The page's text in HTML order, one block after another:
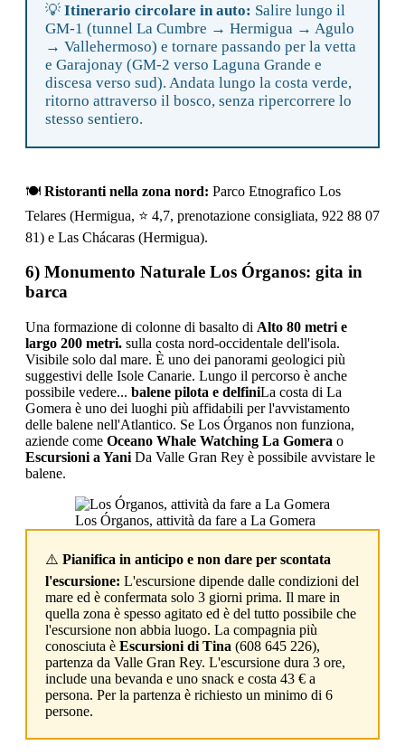
💡 Itinerario circolare in auto: Salire lungo il
GM-1 (tunnel La Cumbre → Hermigua → Agulo
→ Vallehermoso) e tornare passando per la vetta
e Garajonay (GM-2 verso Laguna Grande e
discesa verso sud). Andata lungo la costa verde,
ritorno attraverso il bosco, senza ripercorrere lo
stesso sentiero.
🍽️ Ristoranti nella zona nord: Parco Etnografico Los
Telares (Hermigua, ⭐ 4,7, prenotazione consigliata, 922 88 07
81) e Las Chácaras (Hermigua).
6) Monumento Naturale Los Órganos: gita in
barca
Una formazione di colonne di basalto di Alto 80 metri e
largo 200 metri. sulla costa nord-occidentale dell'isola.
Visibile solo dal mare. È uno dei panorami geologici più
suggestivi delle Isole Canarie. Lungo il percorso è anche
possibile vedere... balene pilota e delfiniLa costa di La
Gomera è uno dei luoghi più affidabili per l'avvistamento
delle balene nell'Atlantico. Se Los Órganos non funziona,
aziende come Oceano Whale Watching La Gomera o
Escursioni a Yani Da Valle Gran Rey è possibile avvistare le
balene.
Los Órganos, attività da fare a La Gomera
⚠️ Pianifica in anticipo e non dare per scontata
l'escursione: L'escursione dipende dalle condizioni del
mare ed è confermata solo 3 giorni prima. Il mare in
quella zona è spesso agitato ed è del tutto possibile che
l'escursione non abbia luogo. La compagnia più
conosciuta è Escursioni di Tina (608 645 226),
partenza da Valle Gran Rey. L'escursione dura 3 ore,
include una bevanda e uno snack e costa 43 € a
persona. Per la partenza è richiesto un minimo di 6
persone.